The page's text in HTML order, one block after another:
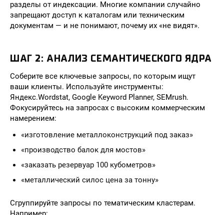
разделы от индексации. Многие компании случайно
запрещают доступ к каталогам или техническим
документам — и не понимают, почему их «не видят».
ШАГ 2: АНАЛИЗ СЕМАНТИЧЕСКОГО ЯДРА
Соберите все ключевые запросы, по которым ищут
ваши клиенты. Используйте инструменты:
Яндекс.Wordstat, Google Keyword Planner, SEMrush.
Фокусируйтесь на запросах с высоким коммерческим
намерением:
«изготовление металлоконструкций под заказ»
«производство балок для мостов»
«заказать резервуар 100 кубометров»
«металлический силос цена за тонну»
Сгруппируйте запросы по тематическим кластерам.